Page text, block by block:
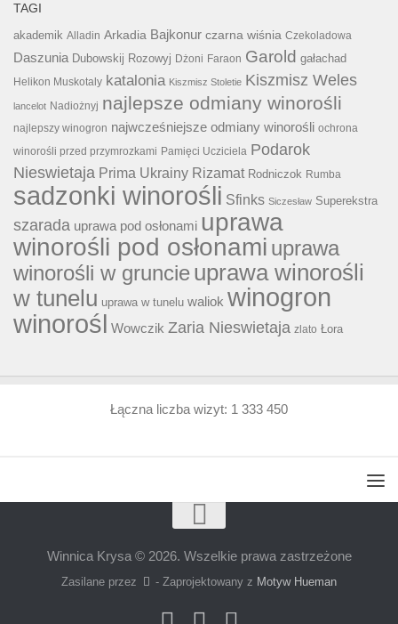
TAGI
akademik Alladin Arkadia Bajkonur czarna wiśnia Czekoladowa
Daszunia Dubowskij Rozowyj Dżoni Faraon Garold gałachad
Helikon Muskotaly katalonia Kiszmisz Stoletie Kiszmisz Weles
lancelot Nadiożnyj najlepsze odmiany winorośli
najlepszy winogron najwcześniejsze odmiany winorośli ochrona
winorośli przed przymrozkami Pamięci Ucziciela Podarok
Nieswietaja Prima Ukrainy Rizamat Rodniczok Rumba
sadzonki winorośli Sfinks Siczesław Superekstra
szarada uprawa pod osłonami uprawa
winorośli pod osłonami uprawa
winorośli w gruncieuprawa winorośli
w tunelu uprawa w tunelu waliok winogron
winorośl Wowczik Zaria Nieswietaja zlato Łora
Łączna liczba wizyt: 1 333 450
Winnica Krysa © 2026. Wszelkie prawa zastrzeżone
Zasilane przez - Zaprojektowany z Motyw Hueman